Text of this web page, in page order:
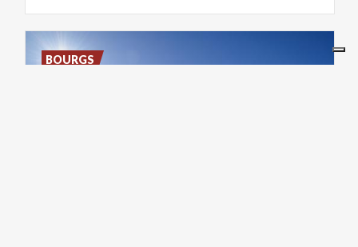
BOURGS